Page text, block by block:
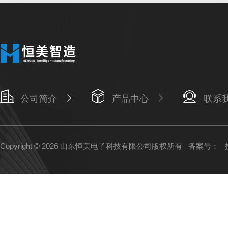
公司简介 产品中心 联系
Copyright © 2026 山东恒美电子科技有限公司版权所有 备案号：